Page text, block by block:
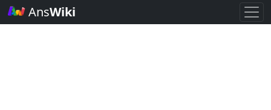
AnsWiki